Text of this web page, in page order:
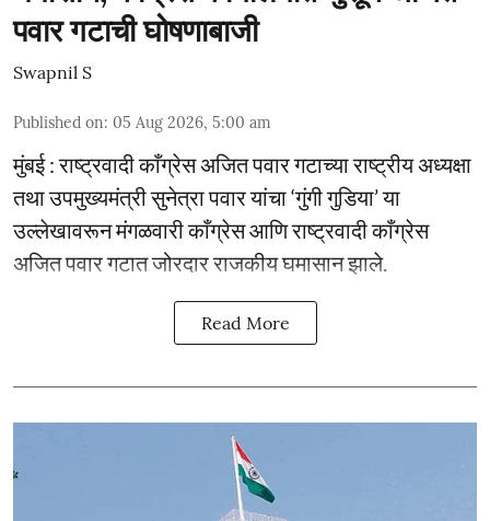
पवार गटाची घोषणाबाजी
Swapnil S
Published on: 05 Aug 2026, 5:00 am
मुंबई : राष्ट्रवादी काँग्रेस अजित पवार गटाच्या राष्ट्रीय अध्यक्षा
तथा उपमुख्यमंत्री सुनेत्रा पवार यांचा ‘गुंगी गुडिया’ या
उल्लेखावरून मंगळवारी काँग्रेस आणि राष्ट्रवादी काँग्रेस
अजित पवार गटात जोरदार राजकीय घमासान झाले.
Read More